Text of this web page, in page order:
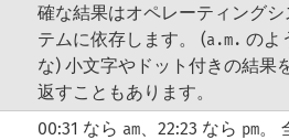
確な結果はオペレーティングシ
テムに依存します。 (a.m. のよ
な) 小文字やドット付きの結果
返すこともあります。
00:31 なら am、22:23 なら pm。